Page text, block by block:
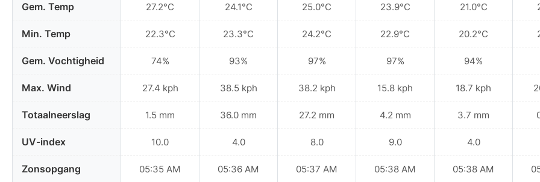
Gem. Temp
Min. Temp
Gem. Vochtigheid
Max. Wind
Totaalneerslag
UV-index
Zonsopgang
27.2°C
22.3°C
74%
27.4 kph
1.5 mm
10.0
05:35 AM
24.1°C
23.3°C
93%
38.5 kph
36.0 mm
4.0
05:36 AM
25.0°C
24.2°C
97%
38.2 kph
27.2 mm
8.0
05:37 AM
23.9°C
22.9°C
97%
15.8 kph
4.2 mm
9.0
05:38 AM
21.0°C
20.2°C
94%
18.7 kph
3.7 mm
4.0
05:38 AM